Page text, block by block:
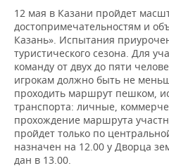
12 мая в Казани пройдет
достопримечательностям и
Казань». Испытания
туристического сезона. Для
команду от двух до пяти
игрокам должно быть не
проходить маршрут пешком,
транспорта: личные,
прохождение маршрута
пройдет только по
назначен на 12.00 у Дворца
дан в 13.00.